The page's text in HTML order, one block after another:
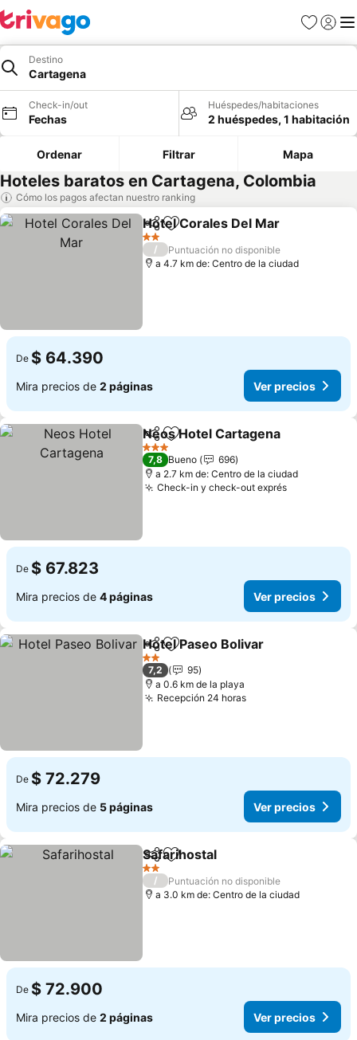
Favoritos
Iniciar
Destino
Cartagena
Check-in/out
Fechas
Huéspedes/habitaciones
2 huéspedes, 1 habitación
Ordenar Filtrar Mapa
Hoteles baratos en Cartagena, Colombia
Cómo los pagos afectan nuestro ranking
CompartirAgregar a favoritos
Hotel Corales Del Mar
2 Estrellas
/
Puntuación no disponible
a 4.7 km de: Centro de la ciudad
De $ 64.390
Mira precios de 2 páginas Ver precios
CompartirAgregar a favoritos
Neos Hotel Cartagena
3 Estrellas
7,8 Bueno
696
a 2.7 km de: Centro de la ciudad
Check-in y check-out exprésVer precios
De $ 67.823
Mira precios de 4 páginas Ver precios
CompartirAgregar a favoritos
Hotel Paseo Bolivar
2 Estrellas
7,2
95
a 0.6 km de la playa
Recepción 24 horasVer precios
De $ 72.279
Mira precios de 5 páginas Ver precios
CompartirAgregar a favoritos
Safarihostal
2 Estrellas
/
Puntuación no disponible
a 3.0 km de: Centro de la ciudad
De $ 72.900
Mira precios de 2 páginas Ver precios